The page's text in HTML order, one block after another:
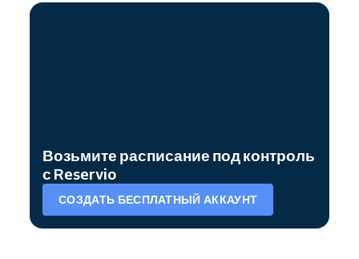
Возьмите расписание под контроль
с Reservio
СОЗДАТЬ БЕСПЛАТНЫЙ АККАУНТ